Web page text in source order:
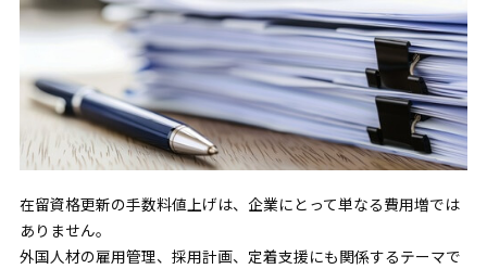
在留資格更新の手数料値上げは、企業にとって単なる費用増では
ありません。
外国人材の雇用管理、採用計画、定着支援にも関係するテーマで